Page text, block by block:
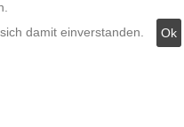
damit einverstanden.
Ok